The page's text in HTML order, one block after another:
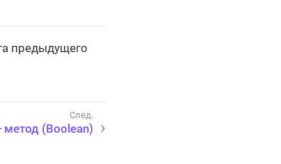
предыдущего
метод (Boolean)